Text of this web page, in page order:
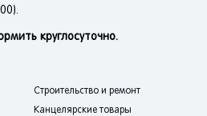
круглосуточно.
Строительство и ремонт
Канцелярские товары